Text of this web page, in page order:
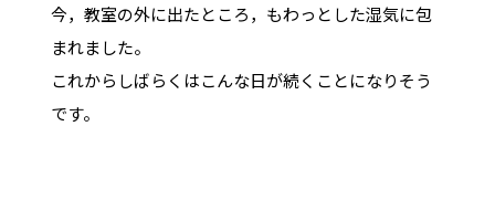
今，教室の外に出たところ，もわっとした湿気に包
まれました。
これからしばらくはこんな日が続くことになりそう
です。